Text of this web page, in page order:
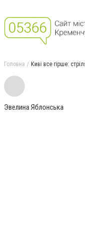
Головна Киві все гірше:
Эвелина Яблонська